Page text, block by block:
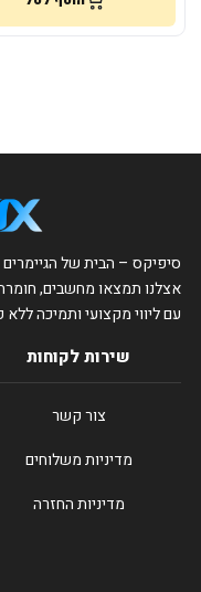
סיפיקס – הבית של הגיימרים
אצלנו תמצאו מחשבים, חומרה
עם ליווי מקצועי ותמיכה
שירות לקוחות
צור קשר
מדיניות משלוחים
מדיניות החזרה